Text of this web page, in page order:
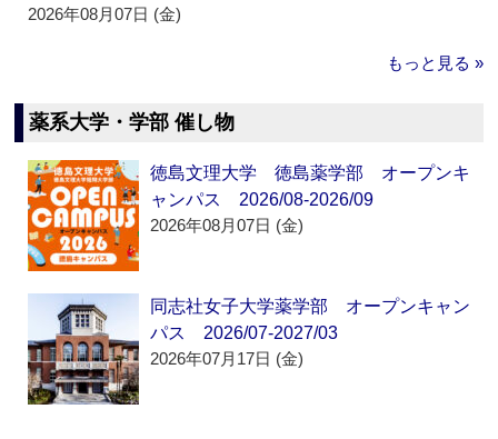
2026年08月07日 (金)
もっと見る »
薬系大学・学部 催し物
徳島文理大学 徳島薬学部 オープンキ
ャンパス 2026/08-2026/09
2026年08月07日 (金)
同志社女子大学薬学部 オープンキャン
パス 2026/07-2027/03
2026年07月17日 (金)